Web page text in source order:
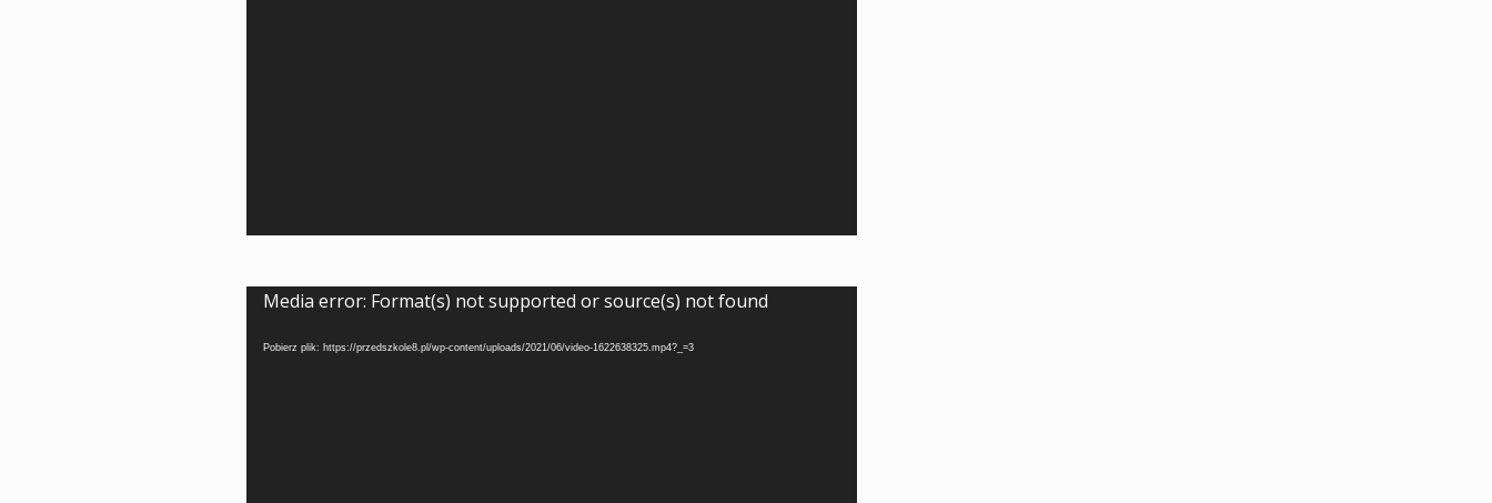
Odtwarzacz
Media error: Format(s) not supported or source(s) not found
Pobierz plik: https://przedszkole8.pl/wp-content/uploads/2021/06/video-1622638325.mp4?_=3